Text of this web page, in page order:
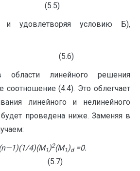
(5.5)
и удовлетворяя условию Б),
(5.6)
линейного решения
соотношение (4.4). Это облегчает
линейного и нелинейного
проведена ниже. Заменяя в
n—1)(1/4)(M1)2(M1)d =0.
(5.7)